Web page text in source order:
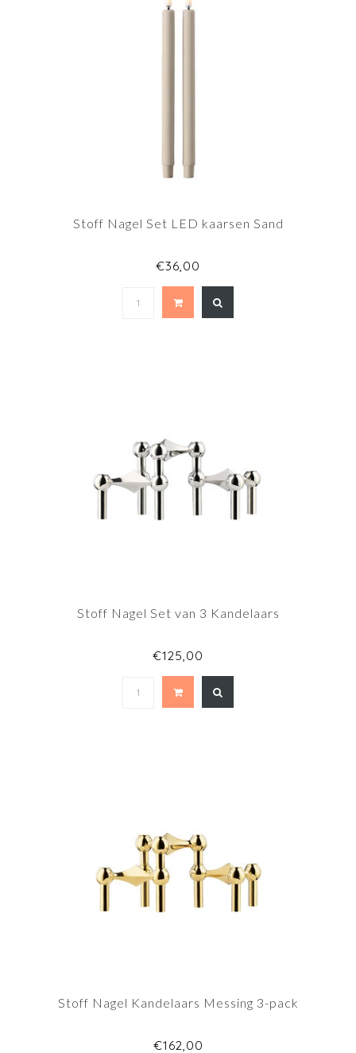
Stoff Nagel Set LED kaarsen Sand
€36,00
Stoff Nagel Set van 3 Kandelaars
€125,00
Stoff Nagel Kandelaars Messing 3-pack
€162,00